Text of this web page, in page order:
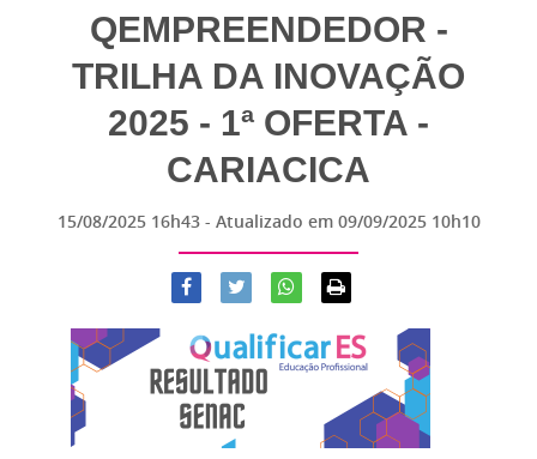
QEMPREENDEDOR -
TRILHA DA INOVAÇÃO
2025 - 1ª OFERTA -
CARIACICA
15/08/2025 16h43 - Atualizado em 09/09/2025 10h10